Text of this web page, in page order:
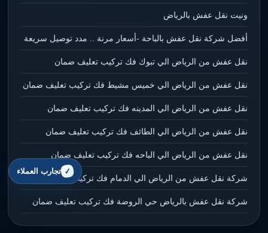
ونيت نقل عفش بالرياض
أفضل شركة نقل عفش بالباحة -أسعار مرنة .. مدد توصيل سريعة
نقل عفش من الرياض الي تبوك فك تركيب تعليف ضمان
نقل عفش من الرياض الي خميس مشيط فك تركيب تعليف ضمان
نقل عفش من الرياض الي المدينه فك تركيب تعليف ضمان
نقل عفش من الرياض الي الطائف فك تركيب تعليف ضمان
نقل عفش من الرياض الي الباحه فك تركيب تعليف ضمان
شركة نقل عفش من الرياض الي الدمام فك تركيب تعليف ضمان
شركة نقل عفش بالرياض حي الروضة فك تركيب تعليف ضمان
تجارب العملاء